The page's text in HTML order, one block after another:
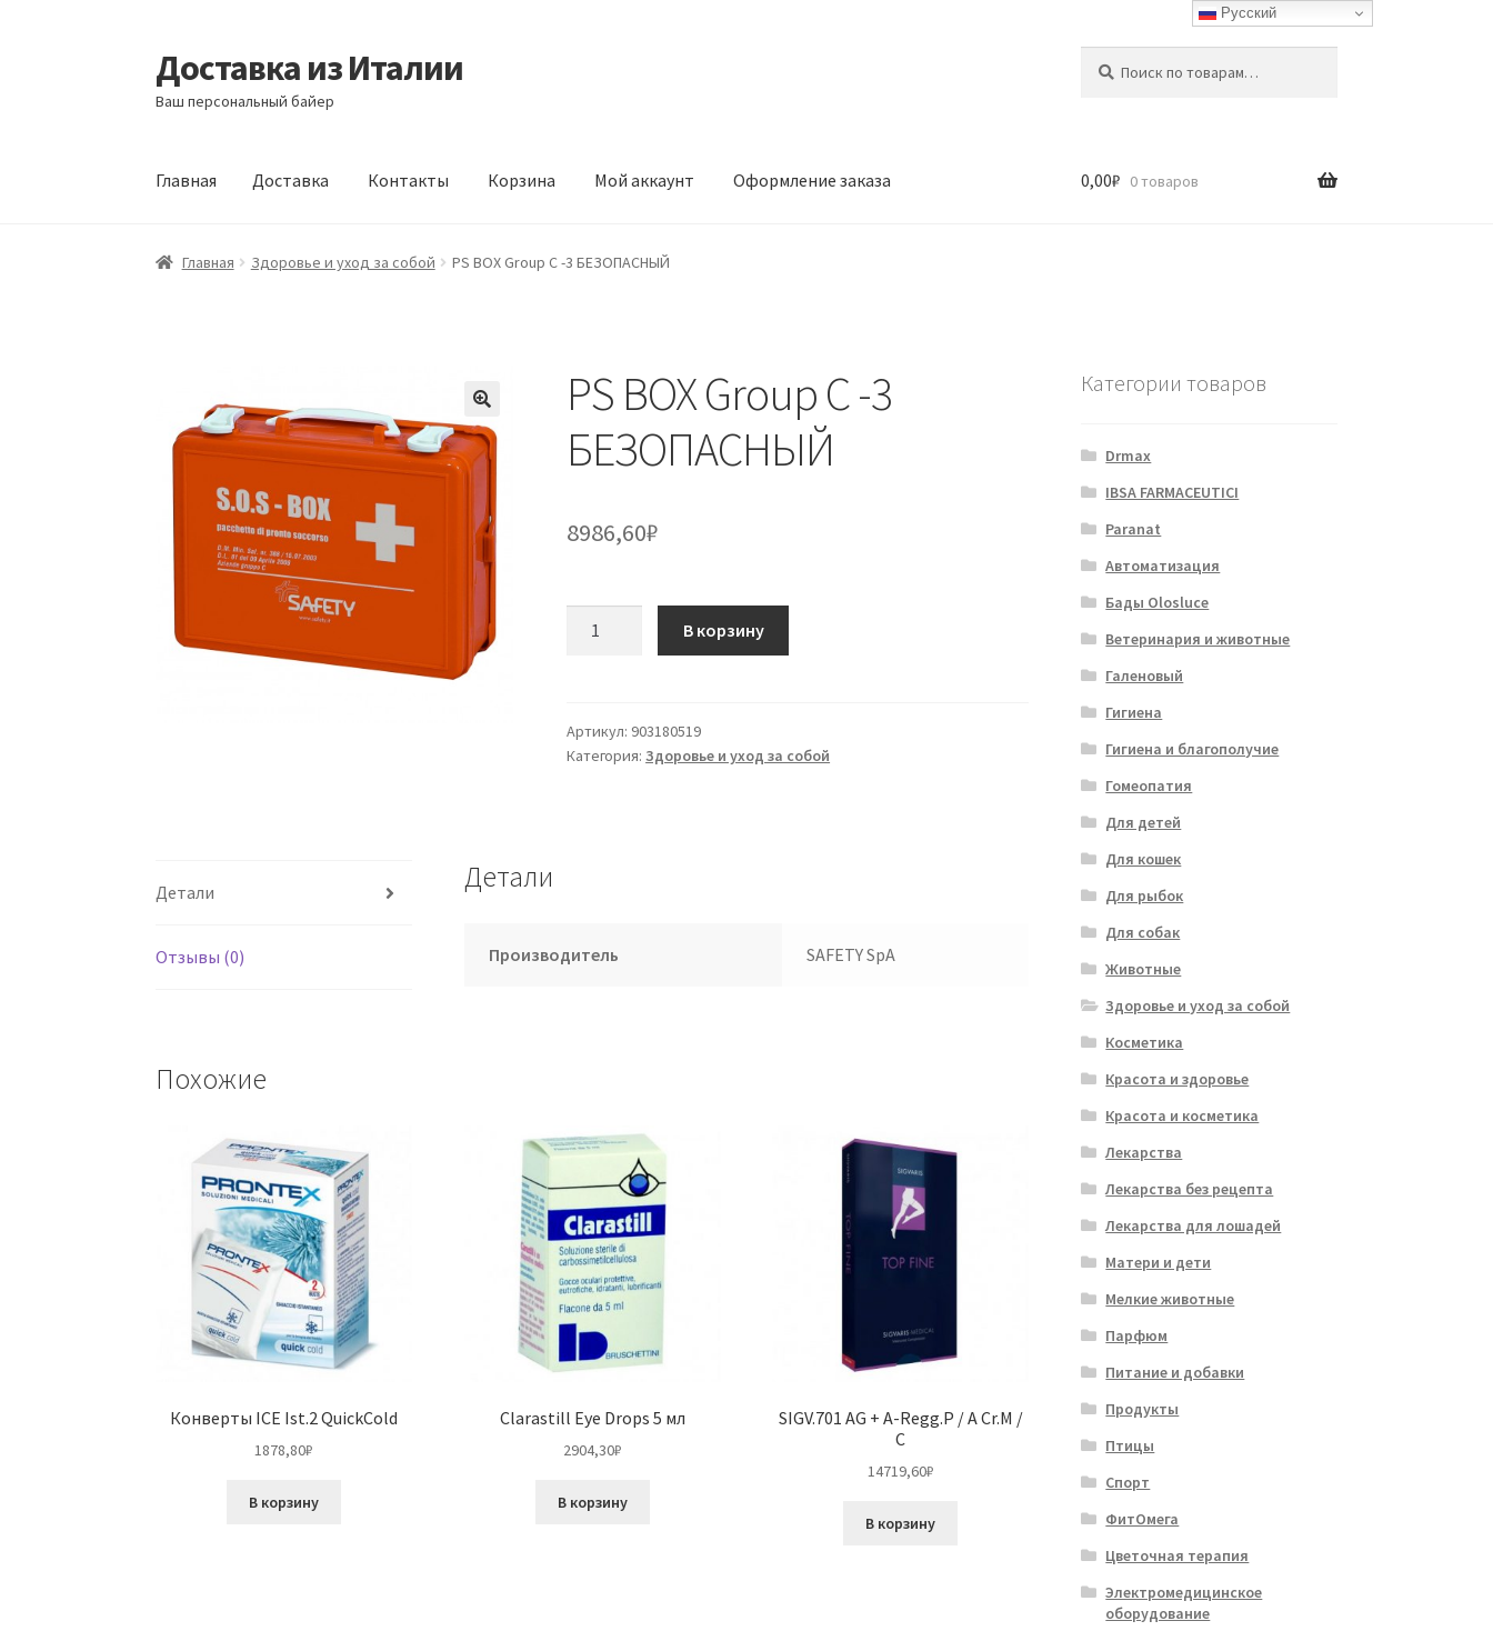
Перейти
к
навигации
Перейти
к
содержимому
Доставка из Италии
Ваш персональный байер
Главная Доставка Контакты Корзина Мой аккаунт Оформление заказа
Главная Доставка Корзина Мой аккаунтОформление заказа
0,00₽ 0 товаров
Главная Здоровье и уход за собой PS BOX Group C -3 БЕЗОПАСНЫЙ
PS BOX Group C -3
БЕЗОПАСНЫЙ
8986,60₽
Group
C
В корзину
Артикул: 903180519
Категория:Здоровье и уход за собой
Детали
Отзывы (0)
Детали
Производитель SAFETY SpA
Похожие
Конверты ICE Ist.2 QuickCold
1878,80₽
В корзину
Clarastill Eye Drops 5 мл
2904,30₽
В корзину
SIGV.701 AG + A-Regg.P / A Cr.M /
C
14719,60₽
В корзину
Категории товаров
Drmax
IBSA FARMACEUTICI
Paranat
Автоматизация
Бады Olosluce
Ветеринария и животные
Галеновый
Гигиена
Гигиена и благополучие
Гомеопатия
Для детей
Для кошек
Для рыбок
Для собак
Животные
Здоровье и уход за собой
Косметика
Красота и здоровье
Красота и косметика
Лекарства
Лекарства без рецепта
Лекарства для лошадей
Матери и дети
Мелкие животные
Парфюм
Питание и добавки
Продукты
Птицы
Спорт
ФитОмега
Цветочная терапия
Электромедицинское
оборудование
Русский